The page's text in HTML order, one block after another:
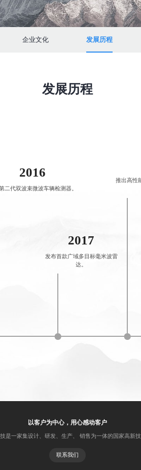
企业文化 发展历程
发展历程
2016
二代双波束微波车辆检测器。
2017
发布首款广域多目标毫米波雷
达。
推出高性
以客户为中心，用心感动客户
是一家集设计、研发、生产、 销售为一体的国家高新
联系我们